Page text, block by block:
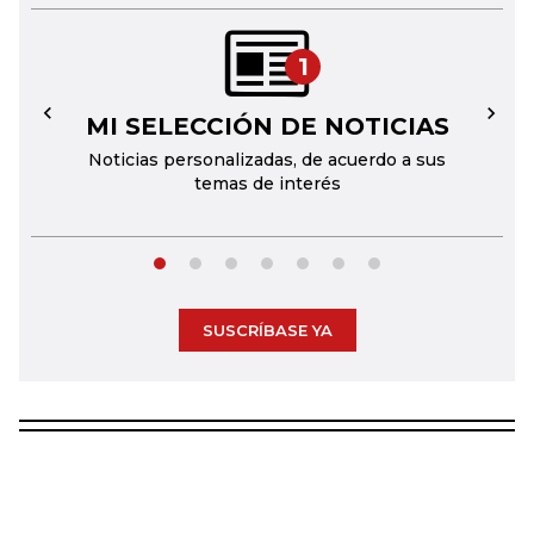
1
MI SELECCIÓN DE NOTICIAS
Noticias personalizadas, de acuerdo a sus
temas de interés
← →
SUSCRÍBASE YA